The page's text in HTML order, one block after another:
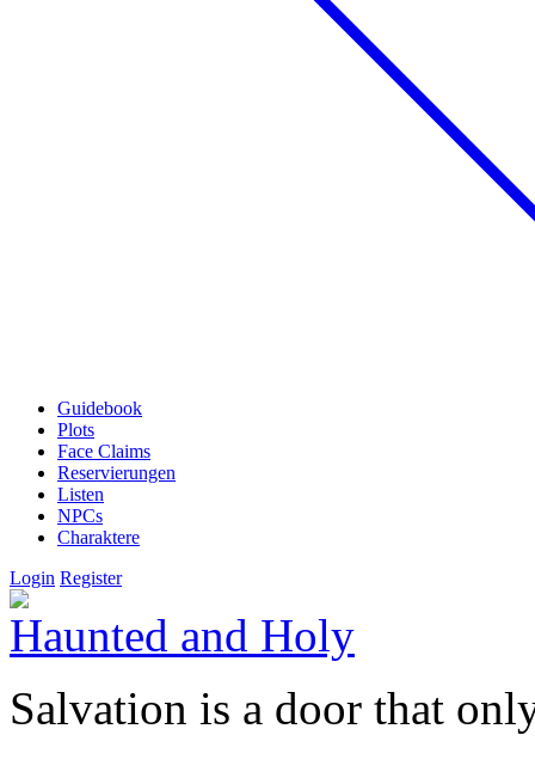
Guidebook
Plots
Face Claims
Reservierungen
Listen
NPCs
Charaktere
Login Register
Haunted and Holy
Salvation is a door that